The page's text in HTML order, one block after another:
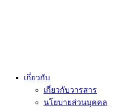
เกี่ยวกับ
เกี่ยวกับวารสาร
นโยบายส่วนบุคคล